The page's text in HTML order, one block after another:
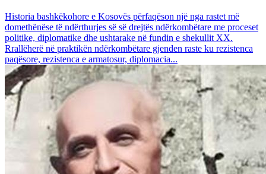
Historia bashkëkohore e Kosovës përfaqëson një nga rastet më
domethënëse të ndërthurjes së së drejtës ndërkombëtare me proceset
politike, diplomatike dhe ushtarake në fundin e shekullit XX.
Rrallëherë në praktikën ndërkombëtare gjenden raste ku rezistenca
paqësore, rezistenca e armatosur, diplomacia...